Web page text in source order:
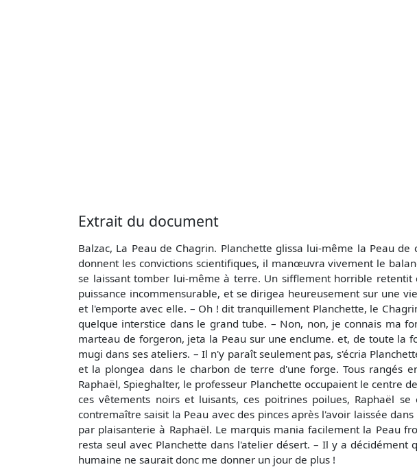
Extrait du document
Balzac, La Peau de Chagrin. Planchette glissa lui-même la Peau
donnent les convictions scientifiques, il manœuvra vivement le
se laissant tomber lui-même à terre. Un sifflement horrible
puissance incommensurable, et se dirigea heureusement sur une
et l'emporte avec elle. – Oh ! dit tranquillement Planchette, le
quelque interstice dans le grand tube. – Non, non, je connais ma
marteau de forgeron, jeta la Peau sur une enclume. et, de toute la
mugi dans ses ateliers. – Il n'y paraît seulement pas, s'écria
et la plongea dans le charbon de terre d'une forge. Tous rangés
Raphaël, Spieghalter, le professeur Planchette occupaient le centre
ces vêtements noirs et luisants, ces poitrines poilues, Raphaël
contremaître saisit la Peau avec des pinces après l'avoir laissée
par plaisanterie à Raphaël. Le marquis mania facilement la Peau
resta seul avec Planchette dans l'atelier désert. – Il y a décidément
humaine ne saurait donc me donner un jour de plus !